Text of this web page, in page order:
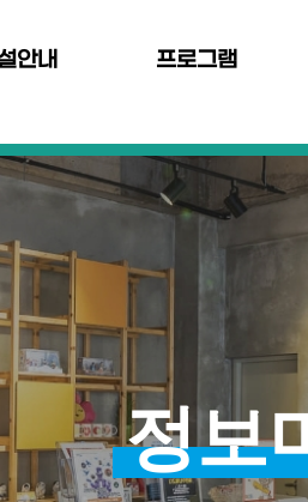
안내 프로그램
정보